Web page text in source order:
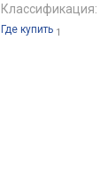
Классификация:
Где купить 1